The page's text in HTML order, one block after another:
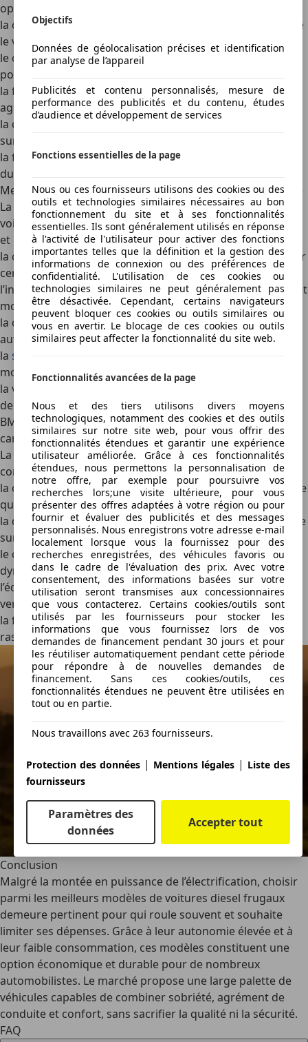
Objectifs
Données de géolocalisation précises et identification
par analyse de l’appareil
Publicités et contenu personnalisés, mesure de
performance des publicités et du contenu, études
d’audience et développement de services
Fonctions essentielles de la page
Nous ou ces fournisseurs utilisons des cookies ou des
outils et technologies similaires nécessaires au bon
fonctionnement du site et à ses fonctionnalités
essentielles. Ils sont généralement utilisés en réponse
à l'activité de l'utilisateur pour activer des fonctions
importantes telles que la définition et la gestion des
informations de connexion ou des préférences de
confidentialité. L'utilisation de ces cookies ou
technologies similaires ne peut généralement pas
être désactivée. Cependant, certains navigateurs
peuvent bloquer ces cookies ou outils similaires ou
vous en avertir. Le blocage de ces cookies ou outils
similaires peut affecter la fonctionnalité du site web.
Fonctionnalités avancées de la page
Nous et des tiers utilisons divers moyens
technologiques, notamment des cookies et des outils
similaires sur notre site web, pour vous offrir des
fonctionnalités étendues et garantir une expérience
utilisateur améliorée. Grâce à ces fonctionnalités
étendues, nous permettons la personnalisation de
notre offre, par exemple pour poursuivre vos
recherches lors;une visite ultérieure, pour vous
présenter des offres adaptées à votre région ou pour
fournir et évaluer des publicités et des messages
personnalisés. Nous enregistrons votre adresse e-mail
localement lorsque vous la fournissez pour des
recherches enregistrées, des véhicules favoris ou
dans le cadre de l'évaluation des prix. Avec votre
consentement, des informations basées sur votre
utilisation seront transmises aux concessionnaires
que vous contacterez. Certains cookies/outils sont
utilisés par les fournisseurs pour stocker les
informations que vous fournissez lors de vos
demandes de financement pendant 30 jours et pour
les réutiliser automatiquement pendant cette période
pour répondre à de nouvelles demandes de
financement. Sans ces cookies/outils, ces
fonctionnalités étendues ne peuvent être utilisées en
tout ou en partie.
Nous travaillons avec 263 fournisseurs.
Protection des données | Mentions légales | Liste des
fournisseurs
Paramètres des
données
Accepter tout
options, surtout pour ceux qui recherchent de l’espace :
la consommation moyenne avoisine les 4 l/100 km, malgré
le volume intérieur généreux;
le coffre est l’un des plus grands du segment, pratique
pour les familles ou les professionnels;
la finition, sobre mais de qualité, assure une ambiance
agréable à bord;
la conduite est rassurante grâce à une excellente stabilité
sur autoroute;
la fiabilité des mécaniques TDI garantit un investissement
durable.
Mercedes Classe A 180d : le luxe accessible et économique
La
Mercedes Classe A 180d prouve que les modèles de
voitures diesel frugauxpeuvent aussi rimer avec prestige
et raffinement :
la consommation descend sous la barre des 4 l/100 km sur
certains parcours, rare pour un véhicule premium;
l’intérieur soigné offre une présentation haut de gamme et
moderne;
la conduite est fluide, notamment grâce à une boîte
automatique bien étagée;
la sécurité active
modèle;
la valeur résiduelle élevée contribue à limiter le coût total
de possession.
BMW Série 1 116d : le plaisir de conduite sans excès de
carburant
La
BMW Série 1 116d réunit sportivité et faible
consommation :
la consommation moyenne est annoncée à 3,9 l/100 km, ce
qui reste très compétitif;
la direction précise procure un vrai plaisir au volant, même
sur routes sinueuses;
le confort à bord reste élevé malgré un tempérament
dynamique;
l’équipement technologique est riche, même sur les
versions de base;
la fiabilité des moteurs BMW diesel est reconnue,
rassurant pour les gros rouleurs.
Conclusion
Malgré la montée en puissance de l’électrification, choisir
parmi les meilleurs modèles de voitures diesel frugaux
demeure pertinent pour qui roule souvent et souhaite
limiter ses dépenses. Grâce à leur autonomie élevée et à
leur faible consommation, ces modèles constituent une
option économique et durable pour de nombreux
automobilistes. Le marché propose une large palette de
véhicules capables de combiner sobriété, agrément de
conduite et confort, sans sacrifier la qualité ni la sécurité.
FAQ